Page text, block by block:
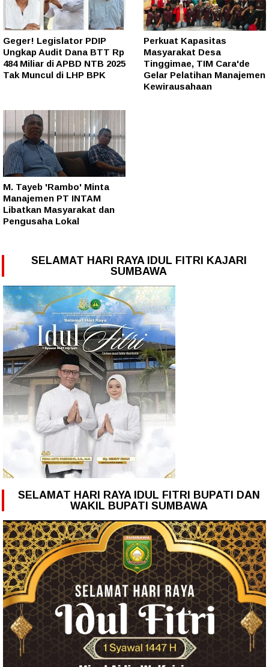
Geger! Legislator PDIP
Ungkap Audit Dana BTT Rp
484 Miliar di APBD NTB 2025
Tak Muncul di LHP BPK
Perkuat Kapasitas
Masyarakat Desa
Tinggimae, TIM Cara'de
Gelar Pelatihan Manajemen
Kewirausahaan
M. Tayeb 'Rambo' Minta
Manajemen PT INTAM
Libatkan Masyarakat dan
Pengusaha Lokal
SELAMAT HARI RAYA IDUL FITRI KAJARI
SUMBAWA
SELAMAT HARI RAYA IDUL FITRI BUPATI DAN
WAKIL BUPATI SUMBAWA